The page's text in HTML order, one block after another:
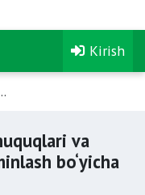
Kirish
va
bo‘yicha